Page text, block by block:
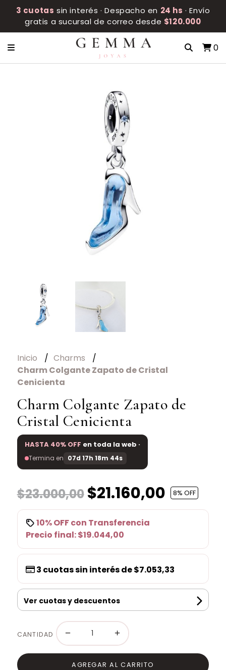
3 cuotas sin interés · Despacho en 24 hs · Envío
gratis a sucursal de correo desde $120.000
0
Inicio
Charms
Charm Colgante Zapato de Cristal
Cenicienta
Charm Colgante Zapato de
Cristal Cenicienta
HASTA 40% OFF en toda la web ·
Termina en 07d 17h 18m 44s
$23.000,00$21.160,00 8% OFF
10% OFFcon Transferencia
Precio final:$19.044,00
3 cuotas sin interés de$7.053,33
Ver cuotas y descuentos
CANTIDAD − +
AGREGAR AL CARRITO